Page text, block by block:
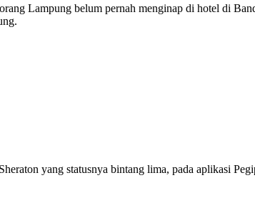
Lampung belum pernah menginap di hotel di
yang statusnya bintang lima, pada aplikasi